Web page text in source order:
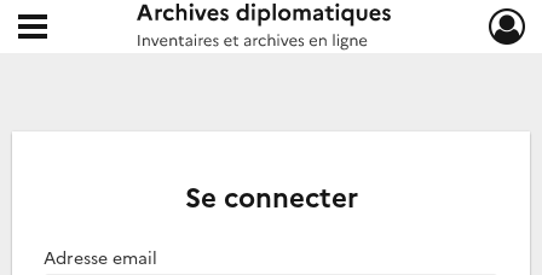
Archives diplomatiques
Ouvrir le menu déroulant
Se connecter
Adresse email